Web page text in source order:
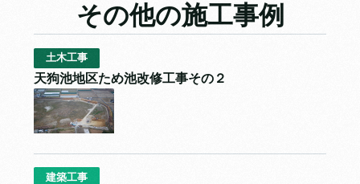
その他の施工事例
土木工事
天狗池地区ため池改修工事その２
建築工事